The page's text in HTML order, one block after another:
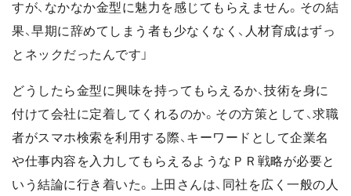
すが、なかなか金型に魅力を感じてもらえません。その結
果、早期に辞めてしまう者も少なくなく、人材育成はずっ
とネックだったんです」
どうしたら金型に興味を持ってもらえるか、技術を身に
付けて会社に定着してくれるのか。その方策として、求職
者がスマホ検索を利用する際、キーワードとして企業名
や仕事内容を入力してもらえるようなＰＲ戦略が必要と
いう結論に行き着いた。上田さんは、同社を広く一般の人